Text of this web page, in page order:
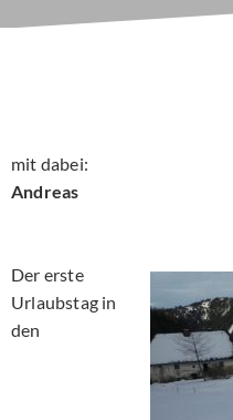
mit dabei:
Andreas
Der erste
Urlaubstag in
den